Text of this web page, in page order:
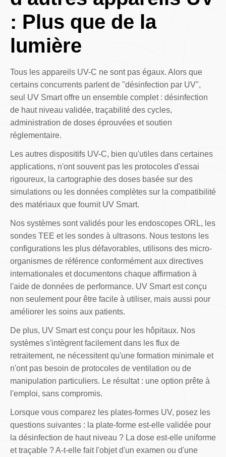
: Plus que de la
lumière
Tous les appareils UV-C ne sont pas égaux. Alors que
certains concurrents parlent de "désinfection par UV",
seul UV Smart offre un ensemble complet : désinfection
de haut niveau validée, traçabilité des cycles,
administration de doses éprouvées et soutien
réglementaire.
Les autres dispositifs UV-C, bien qu'utiles dans certaines
applications, n'ont souvent pas les protocoles d'essai
rigoureux, la cartographie des doses basée sur des
simulations ou les données complètes sur la compatibilité
des matériaux que fournit UV Smart.
Nos systèmes sont validés pour les endoscopes ORL, les
sondes TEE et les sondes à ultrasons. Nous testons les
configurations les plus défavorables, utilisons des micro-
organismes de référence conformément aux directives
internationales et documentons chaque affirmation à
l'aide de données de performance. UV Smart est conçu
non seulement pour être facile à utiliser, mais aussi pour
améliorer les soins aux patients.
De plus, UV Smart est conçu pour les hôpitaux. Nos
systèmes s'intègrent facilement dans les flux de
retraitement, ne nécessitent qu'une formation minimale et
n'ont pas besoin de protocoles de ventilation ou de
manipulation particuliers. Le résultat : une option prête à
l'emploi, sans compromis.
Lorsque vous comparez les plates-formes UV, posez les
questions suivantes : la plate-forme est-elle validée pour
la désinfection de haut niveau ? La dose est-elle uniforme
et traçable ? A-t-elle fait l'objet d'un examen ou d'une